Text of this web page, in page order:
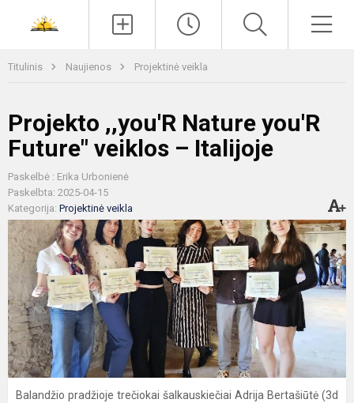
Titulinis Naujienos Projektinė veikla
Projekto ,,you'R Nature you'R
Future" veiklos – Italijoje
Paskelbė : Erika Urbonienė
Paskelbta: 2025-04-15
Kategorija: Projektinė veikla
Balandžio pradžioje trečiokai šalkauskiečiai Adrija Bertašiūtė (3d